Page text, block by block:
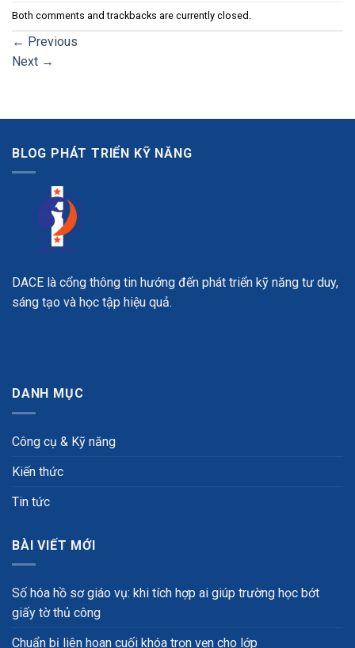
Both comments and trackbacks are currently closed.
← Previous
Next →
BLOG PHÁT TRIỂN KỸ NĂNG
DACE là cổng thông tin hướng đến phát triển kỹ năng tư duy,
sáng tạo và học tập hiệu quả.
DANH MỤC
Công cụ & Kỹ năng
Kiến thức
Tin tức
BÀI VIẾT MỚI
Số hóa hồ sơ giáo vụ: khi tích hợp ai giúp trường học bớt
giấy tờ thủ công
Chuẩn bị liên hoan cuối khóa trọn vẹn cho lớp